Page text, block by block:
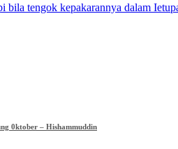
bila tengok kepakarannya dalam
0ktober – Hishammuddin